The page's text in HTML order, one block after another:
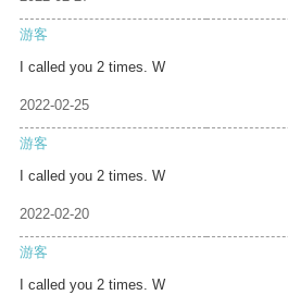
游客
I called you 2 times. W
2022-02-25
游客
I called you 2 times. W
2022-02-20
游客
I called you 2 times. W